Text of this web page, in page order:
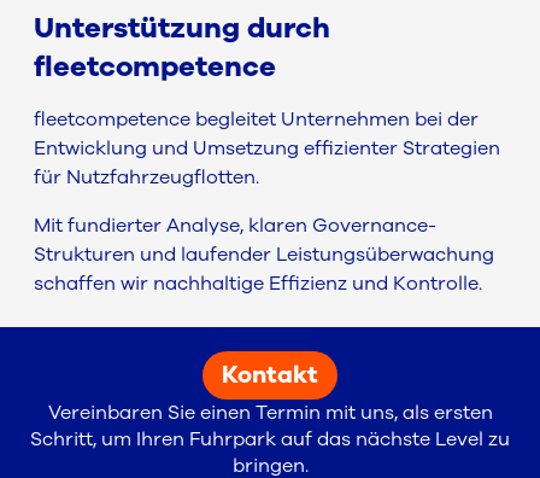
Unterstützung durch
fleetcompetence
fleetcompetence begleitet Unternehmen bei der
Entwicklung und Umsetzung effizienter Strategien
für Nutzfahrzeugflotten.
Mit fundierter Analyse, klaren Governance-
Strukturen und laufender Leistungsüberwachung
schaffen wir nachhaltige Effizienz und Kontrolle.
Kontakt
Vereinbaren Sie einen Termin mit uns, als ersten
Schritt, um Ihren Fuhrpark auf das nächste Level zu
bringen.